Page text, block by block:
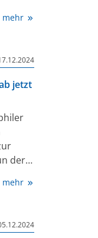
ist
WHO-
mehr
jetzt
der
11
mehr